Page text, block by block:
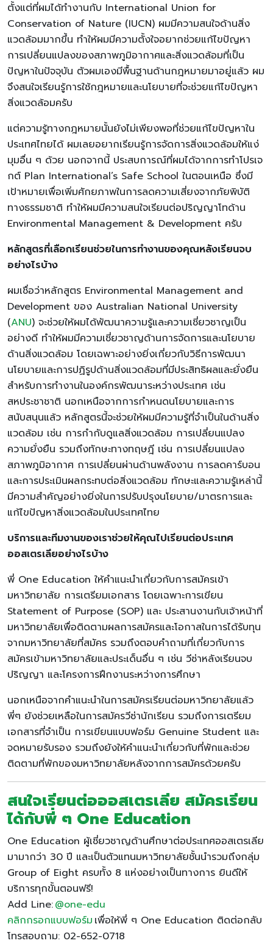
ตั้งแต่ที่ผมได้ทำงานกับ International Union for
Conservation of Nature (IUCN) ผมมีความสนใจด้านสิ่ง
แวดล้อมมากขึ้น ทำให้ผมมีความตั้งใจอยากช่วยแก้ไขปัญหา
การเปลี่ยนแปลงของสภาพภูมิอากาศและสิ่งแวดล้อมที่เป็น
ปัญหาในปัจจุบัน ตัวผมเองมีพื้นฐานด้านกฎหมายมาอยู่แล้ว ผม
จึงสนใจเรียนรู้การใช้กฎหมายและนโยบายที่จะช่วยแก้ไขปัญหา
สิ่งแวดล้อมครับ
แต่ความรู้ทางกฎหมายนั้นยังไม่เพียงพอที่ช่วยแก้ไขปัญหาใน
ประเทศไทยได้ ผมเลยอยากเรียนรู้การจัดการสิ่งแวดล้อมให้แง่
มุมอื่น ๆ ด้วย นอกจากนี้ ประสบการณ์ที่ผมได้จากการทำโปรเจ
กต์ Plan International’s Safe School ในตอนเหนือ ซึ่งมี
เป้าหมายเพื่อเพิ่มศักยภาพในการลดความเสี่ยงจากภัยพิบัติ
ทางธรรมชาติ ทำให้ผมมีความสนใจเรียนต่อปริญญาโทด้าน
Environmental Management & Development ครับ
หลักสูตรที่เลือกเรียนช่วยในการทำงานของคุณหลังเรียนจบ
อย่างไรบ้าง
ผมเชื่อว่าหลักสูตร Environmental Management and
Development ของ Australian National University
(ANU) จะช่วยให้ผมได้พัฒนาความรู้และความเชี่ยวชาญเป็น
อย่างดี ทำให้ผมมีความเชี่ยวชาญด้านการจัดการและนโยบาย
ด้านสิ่งแวดล้อม โดยเฉพาะอย่างยิ่งเกี่ยวกับวิธีการพัฒนา
นโยบายและการปฏิรูปด้านสิ่งแวดล้อมที่มีประสิทธิผลและยั่งยืน
สำหรับการทำงานในองค์กรพัฒนาระหว่างประเทศ เช่น
สหประชาชาติ นอกเหนือจากการกำหนดนโยบายและการ
สนับสนุนแล้ว หลักสูตรนี้จะช่วยให้ผมมีความรู้ที่จำเป็นในด้านสิ่ง
แวดล้อม เช่น การกำกับดูแลสิ่งแวดล้อม การเปลี่ยนแปลง
ความยั่งยืน รวมถึงทักษะทางทฤษฎี เช่น การเปลี่ยนแปลง
สภาพภูมิอากาศ การเปลี่ยนผ่านด้านพลังงาน การลดคาร์บอน
และการประเมินผลกระทบต่อสิ่งแวดล้อม ทักษะและความรู้เหล่านี้
มีความสำคัญอย่างยิ่งในการปรับปรุงนโยบาย/มาตรการและ
แก้ไขปัญหาสิ่งแวดล้อมในประเทศไทย
บริการและทีมงานของเราช่วยให้คุณไปเรียนต่อประเทศ
ออสเตรเลียอย่างไรบ้าง
พี่ One Education ให้คำแนะนำเกี่ยวกับการสมัครเข้า
มหาวิทยาลัย การเตรียมเอกสาร โดยเฉพาะการเขียน
Statement of Purpose (SOP) และ ประสานงานกับเจ้าหน้าที่
มหาวิทยาลัยเพื่อติดตามผลการสมัครและโอกาสในการได้รับทุน
จากมหาวิทยาลัยที่สมัคร รวมถึงตอบคำถามที่เกี่ยวกับการ
สมัครเข้ามหาวิทยาลัยและประเด็นอื่น ๆ เช่น วีซ่าหลังเรียนจบ
ปริญญา และโครงการฝึกงานระหว่างการศึกษา
นอกเหนือจากคำแนะนำในการสมัครเรียนต่อมหาวิทยาลัยแล้ว
พี่ๆ ยังช่วยเหลือในการสมัครวีซ่านักเรียน รวมถึงการเตรียม
เอกสารที่จำเป็น การเขียนแบบฟอร์ม Genuine Student และ
จดหมายรับรอง รวมถึงยังให้คำแนะนำเกี่ยวกับที่พักและช่วย
ติดตามที่พักของมหาวิทยาลัยหลังจากการสมัครด้วยครับ
สนใจเรียนต่อออสเตรเลีย สมัครเรียน
ได้กับพี่ ๆ One Education
One Education ผู้เชี่ยวชาญด้านศึกษาต่อประเทศออสเตรเลีย
มามากว่า 30 ปี และเป็นตัวแทนมหาวิทยาลัยชั้นนำรวมถึงกลุ่ม
Group of Eight ครบทั้ง 8 แห่งอย่างเป็นทางการ ยินดีให้
บริการทุกขั้นตอนฟรี!
Add Line:@one-edu
คลิกกรอกแบบฟอร์ม เพื่อให้พี่ ๆ One Education ติดต่อกลับ
โทรสอบถาม: 02-652-0718